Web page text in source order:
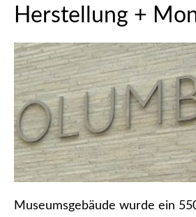
Herstellung +
Museumsgebäude wurde ein